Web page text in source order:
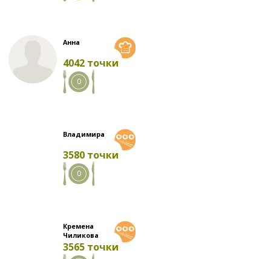
Анна
4042 точки
0
Владимира
3580 точки
0
Кремена
Чиликова
3565 точки